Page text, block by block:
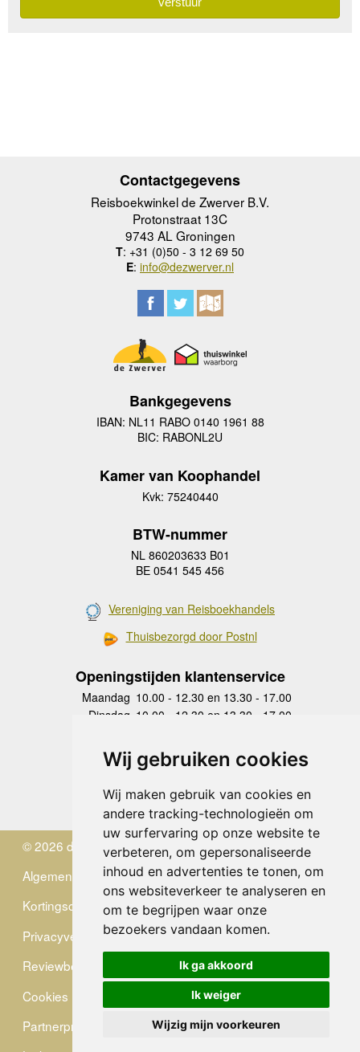
Wij gebruiken cookies
Wij maken gebruik van cookies en
andere tracking-technologieën om
uw surfervaring op onze website te
verbeteren, om gepersonaliseerde
inhoud en advertenties te tonen, om
ons websiteverkeer te analyseren en
om te begrijpen waar onze
bezoekers vandaan komen.
Ik ga akkoord
Ik weiger
Wijzig mijn voorkeuren
Contactgegevens
Reisboekwinkel de Zwerver B.V.
Protonstraat 13C
9743 AL Groningen
T: +31 (0)50 - 3 12 69 50
E: info@dezwerver.nl
Bankgegevens
IBAN: NL11 RABO 0140 1961 88
BIC: RABONL2U
Kamer van Koophandel
Kvk: 75240440
BTW-nummer
NL 860203633 B01
BE 0541 545 456
Vereniging van Reisboekhandels
Thuisbezorgd door Postnl
Openingstijden klantenservice
Maandag 10.00 - 12.30 en 13.30 - 17.00
Dinsdag 10.00 - 12.30 en 13.30 - 17.00
Donderdag
10.00 - 12.30 en 13.30 - 17.00
Vrijdag 10.00 - 12.30 en 13.30 - 17.00
Zaterdag
gesloten
Zondag gesloten
© 2026 de Zwerver
Algemene Voorwaarden
Kortingscode
Privacyverklaring
Reviewbeleid
Cookies
Partnerprogramma